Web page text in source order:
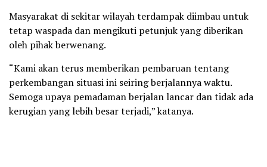
Masyarakat di sekitar wilayah terdampak diimbau untuk
tetap waspada dan mengikuti petunjuk yang diberikan
oleh pihak berwenang.
“Kami akan terus memberikan pembaruan tentang
perkembangan situasi ini seiring berjalannya waktu.
Semoga upaya pemadaman berjalan lancar dan tidak ada
kerugian yang lebih besar terjadi,” katanya.